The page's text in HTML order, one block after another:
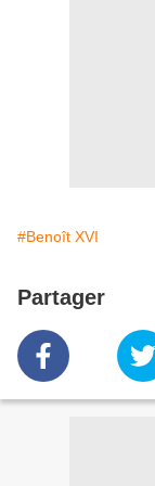
#Benoît XVI
Partager